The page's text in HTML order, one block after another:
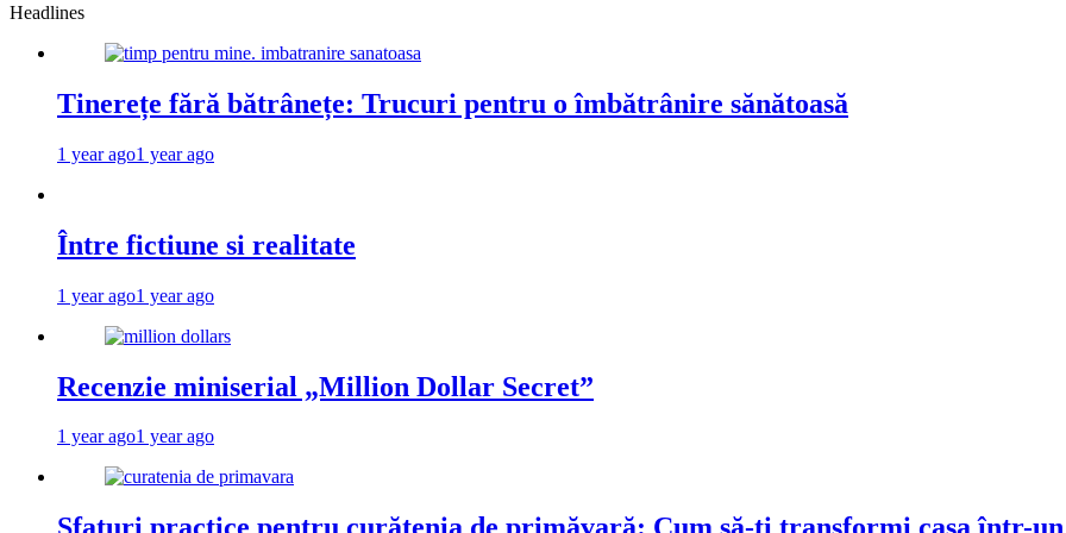
Headlines
Tinerețe fără bătrânețe: Trucuri pentru o îmbătrânire sănătoasă
1 year ago1 year ago
Între fictiune si realitate
1 year ago1 year ago
Recenzie miniserial „Million Dollar Secret”
1 year ago1 year ago